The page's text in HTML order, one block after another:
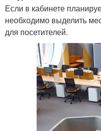
Если в кабинете
необходимо выделить
для посетителей.